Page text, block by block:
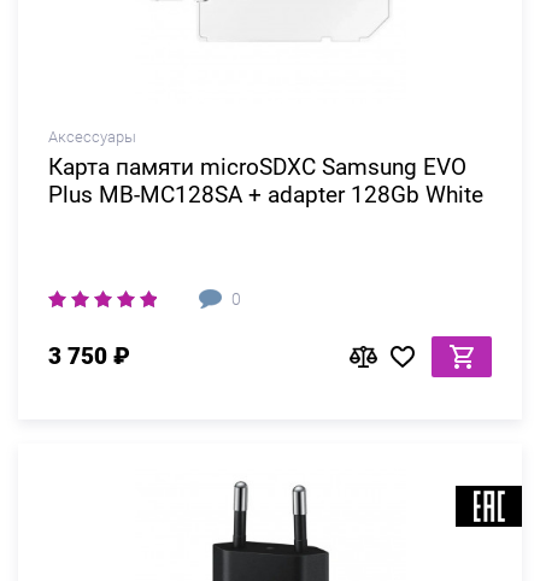
Аксессуары
Карта памяти microSDXC Samsung EVO
Plus MB-MC128SA + adapter 128Gb White
0
3 750 ₽